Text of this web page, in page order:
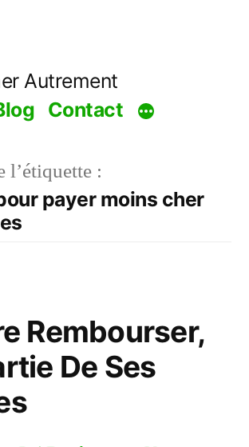
Autrement
Contact
l’étiquette :
payer moins cher
Rembourser,
De Ses